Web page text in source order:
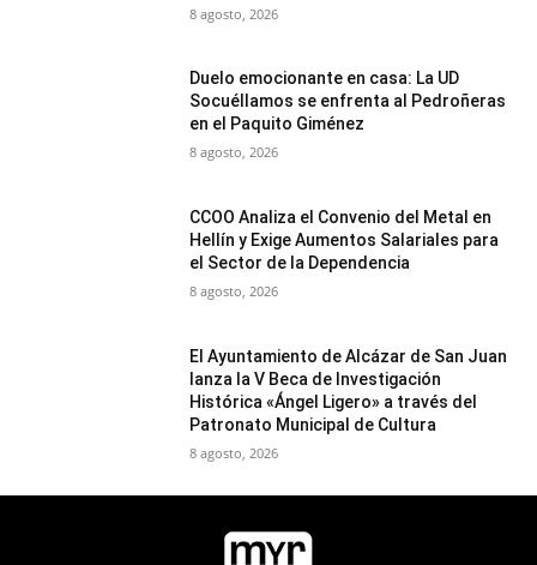
8 agosto, 2026
Duelo emocionante en casa: La UD
Socuéllamos se enfrenta al Pedroñeras
en el Paquito Giménez
8 agosto, 2026
CCOO Analiza el Convenio del Metal en
Hellín y Exige Aumentos Salariales para
el Sector de la Dependencia
8 agosto, 2026
El Ayuntamiento de Alcázar de San Juan
lanza la V Beca de Investigación
Histórica «Ángel Ligero» a través del
Patronato Municipal de Cultura
8 agosto, 2026